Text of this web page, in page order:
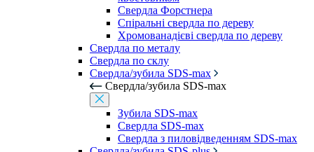
Свердла Форстнера
Спіральні свердла по дереву
Хромованадієві свердла по дереву
Свердла по металу
Свердла по склу
Свердла/зубила SDS-max
Свердла/зубила SDS-max
Зубила SDS-max
Свердла SDS-max
Свердла з пиловідведенням SDS-max